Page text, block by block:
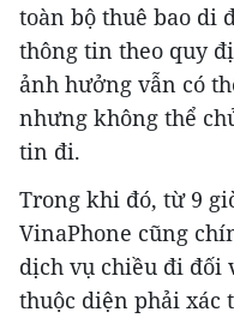
toàn bộ thuê bao di
thông tin theo quy
ảnh hưởng vẫn có
nhưng không thể
tin đi.
Trong khi đó, từ 9
VinaPhone cũng
dịch vụ chiều đi đối
thuộc diện phải xác